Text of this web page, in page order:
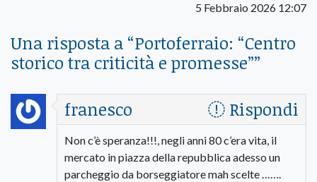
5 Febbraio 2026 12:07
Una risposta a “Portoferraio: “Centro
storico tra criticità e promesse””
franesco
Rispondi
Non c’è speranza!!!, negli anni 80 c’era vita, il
mercato in piazza della repubblica adesso un
parcheggio da borseggiatore mah scelte …….